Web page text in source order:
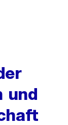
und